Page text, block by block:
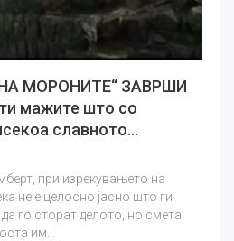
МОРОНИТЕ“ ЗАВРШИ
мажите што со
славното…
при изрекувањето на
не е целосно јасно што ги
го сторат делото, но смета
им…